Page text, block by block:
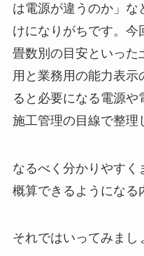
は電源が違うのか」な
けになりがちです。今
畳数別の目安といった
用と業務用の能力表
ると必要になる電源
施工管理の目線で整理
なるべく分かりやすく
概算できるようになる
それではいってみまし